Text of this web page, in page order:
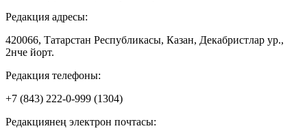
Редакция адресы:
420066, Татарстан Республикасы, Казан, Декабристлар ур.,
2нче йорт.
Редакция телефоны:
+7 (843) 222-0-999 (1304)
Редакциянең электрон почтасы: